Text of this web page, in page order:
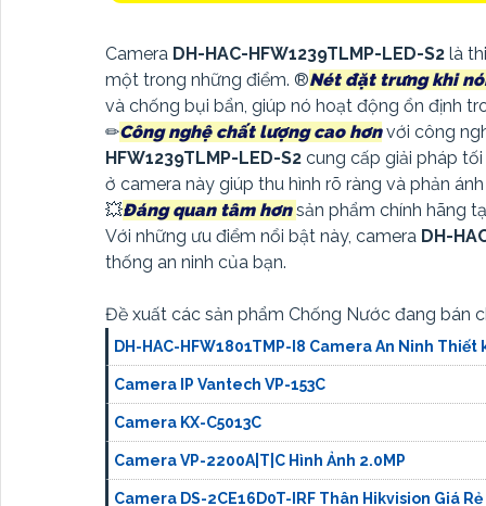
Camera DH-HAC-HFW1239TLMP-LED-S2 là
một trong những điểm. ®️Nét đặt trưng khi
và chống bụi bẩn, giúp nó hoạt động ổn định
✏Công nghệ chất lượng cao hơnvới công
HFW1239TLMP-LED-S2 cung cấp giải pháp
ở camera này giúp thu hình rõ ràng và phản
💥Đáng quan tâm hơnsản phẩm chính hãng
Với những ưu điểm nổi bật này, camera DH-
thống an ninh của bạn.
Đề xuất các sản phẩm Chống Nước đang bán
DH-HAC-HFW1801TMP-I8 Camera An Ninh Thiết
Camera IP Vantech VP-153C
Camera KX-C5013C
Camera VP-2200A|T|C Hình Ảnh 2.0MP
Camera DS-2CE16D0T-IRF Thân Hikvision Giá Rẻ